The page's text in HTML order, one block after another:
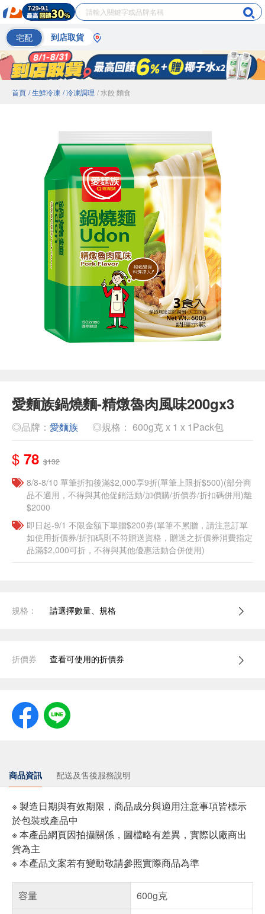
宅配 到店取貨
首頁 / 生鮮冷凍 / 冷凍調理 / 水餃 麵食
愛麵族鍋燒麵-精燉魯肉風味200gx3
◎品牌： 愛麵族 ◎規格： 600g克 x 1 x 1Pack包
$ 78 $132
8/8-8/10 單筆折扣後滿$2,000享9折(單筆上限折$500)(部分商
品不適用，不得與其他促銷活動/加價購/折價券/折扣碼併用)離
$2000
即日起-9/1 不限金額下單贈$200券(單筆不累贈，請注意訂單
如使用折價券/折扣碼則不符贈送資格，贈送之折價券消費指定
品滿$2,000可折，不得與其他優惠活動合併使用)
規格： 請選擇數量、規格
折價券 查看可使用的折價券
商品資訊 配送及售後服務說明
※ 製造日期與有效期限，商品成分與適用注意事項皆標示
於包裝或產品中
※ 本產品網頁因拍攝關係，圖檔略有差異，實際以廠商出
貨為主
※ 本產品文案若有變動敬請參照實際商品為準
容量
600g克